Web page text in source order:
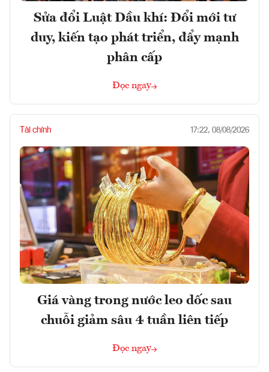
Sửa đổi Luật Dầu khí: Đổi mới tư
duy, kiến tạo phát triển, đẩy mạnh
phân cấp
Đọc ngay
Tài chính 17:22, 08/08/2026
Giá vàng trong nước leo dốc sau
chuỗi giảm sâu 4 tuần liên tiếp
Đọc ngay